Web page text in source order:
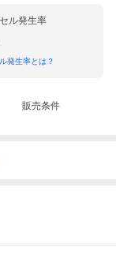
ル発生率
発生率とは？
販売条件